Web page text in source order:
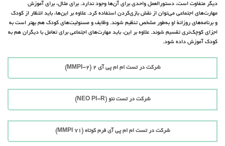
دیگر متفاوت است، دستورالعمل واحدی برای آن‌ها وجود ندارد. برای مثال، برای آموزش
مهارت‌های اجتماعی می‌توان از نقش بازی‌کردن استفاده کرد. علاوه بر این‌ها، باید انتظار از کودک
و برنامه‌های روزانۀ او به‌طور مشخص تنظیم شوند. وظایف و مسئولیت‌های کودک هم بهتر است به
اجزای کوچک‌تری تقسیم شوند. علاوه بر این، باید مهارت‌های اجتماعی برای تعامل با دیگران هم به
کودک آموزش داده شود.
شرکت در تست ام ام پی آی 2 (MMPI-2)
شرکت در تست نئو (NEO PI-R)
شرکت در تست ام ام پی آی فرم کوتاه (71 MMPI)